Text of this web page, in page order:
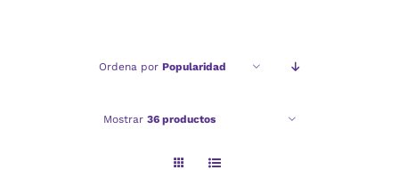
Ordena por Popularidad
Mostrar 36 productos